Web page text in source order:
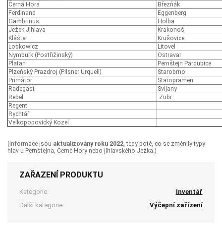
Černá Hora
Březňák
Ferdinand
Eggenberg
Gambrinus
Holba
Ježek Jihlava
Krakonoš
Klášter
Krušovice
Lobkowicz
Litovel
Nymburk (Postřižinský)
Ostravar
Platan
Pernštejn Pardubice
Plzeňský Prazdroj (Pilsner Urquell)
Starobrno
Primátor
Staropramen
Radegast
Svijany
Rebel
Zubr
Regent
Rychtář
Velkopopovický Kozel
(Informace jsou aktualizovány roku 2022, tedy poté, co se změnily typy
hlav u Pernštejna, Černé Hory nebo jihlavského Ježka.)
ZAŘAZENÍ PRODUKTU
Kategorie:
Inventář
Další kategorie:
Výčepní zařízení